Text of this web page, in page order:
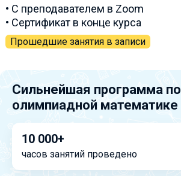
• С преподавателем в Zoom
• Сертификат в конце курса
Прошедшие занятия в записи
Сильнейшая программа по
олимпиадной математике
10 000+
часов занятий проведено